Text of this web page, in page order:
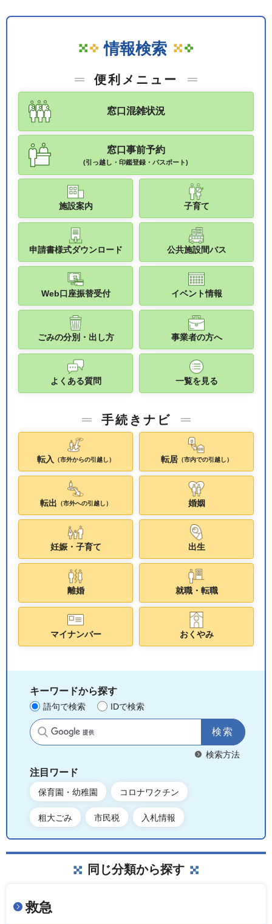
情報検索
便利メニュー
窓口混雑状況
窓口事前予約
(引っ越し・印鑑登録・パスポート)
施設案内 子育て
申請書様式ダウンロード 公共施設間バス
Web口座振替受付 イベント情報
ごみの分別・出し方 事業者の方へ
よくある質問 一覧を見る
手続きナビ
転入 （市外からの引越し） 転居（市内での引越し）
転出 （市外への引越し） 婚姻
妊娠・子育て 出生
離婚 就職・転職
マイナンバー おくやみ
キーワードから探す
語句で検索 IDで検索
サイト内検索
検索方法
注目ワード
保育園・幼稚園 コロナワクチン
粗大ごみ 市民税 入札情報
同じ分類から探す
救急